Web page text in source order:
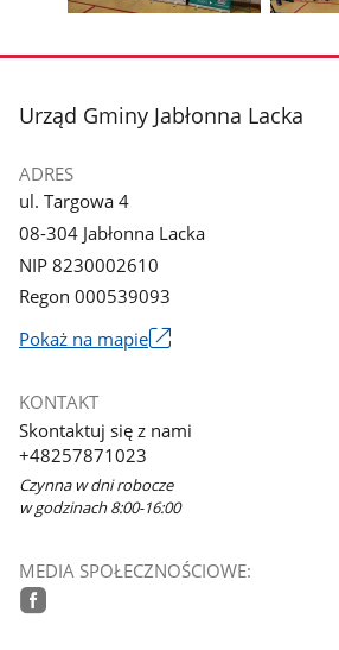
galerii.
galerii.
stopka
Urząd Gminy Jabłonna Lacka
ADRES
ul. Targowa 4
08-304 Jabłonna Lacka
NIP 8230002610
Regon 000539093
Pokaż na mapieLink
nowym
KONTAKT
Skontaktuj się z nami
+48257871023
Czynna w dni robocze
w godzinach 8:00-16:00
MEDIA SPOŁECZNOŚCIOWE: